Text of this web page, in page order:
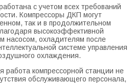
с учетом всех требований
Компрессоры ДКП могут
так и в продолжительном
высокоэффективной
насосом, охладителям после
системе управления
охлаждения.
работа компрессорной станции не
обслуживающего персонала,